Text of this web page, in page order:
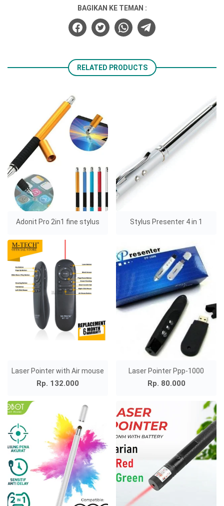
BAGIKAN KE TEMAN :
RELATED PRODUCTS
Adonit Pro 2in1 fine stylus Stylus Presenter 4 in 1
Laser Pointer with Air mouse
Rp. 132.000
Laser Pointer Ppp-1000
Rp. 80.000